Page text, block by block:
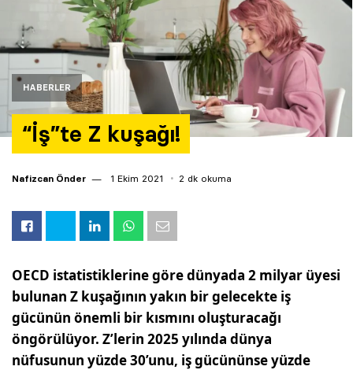
HABERLER
“İş”te Z kuşağı!
Nafizcan Önder 1 Ekim 2021 2 dk okuma
OECD istatistiklerine göre dünyada 2 milyar üyesi
bulunan Z kuşağının yakın bir gelecekte iş
gücünün önemli bir kısmını oluşturacağı
öngörülüyor. Z’lerin 2025 yılında dünya
nüfusunun yüzde 30’unu, iş gücününse yüzde